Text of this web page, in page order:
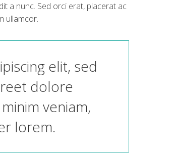
a nunc. Sed orci erat, placerat ac
ullamcor.
elit, sed
dolore
veniam,
lorem.